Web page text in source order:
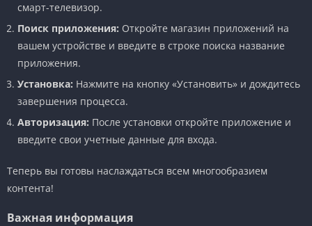
смарт-телевизор.
Поиск приложения: Откройте магазин приложений на
вашем устройстве и введите в строке поиска название
приложения.
Установка: Нажмите на кнопку «Установить» и дождитесь
завершения процесса.
Авторизация: После установки откройте приложение и
введите свои учетные данные для входа.
Теперь вы готовы наслаждаться всем многообразием
контента!
Важная информация